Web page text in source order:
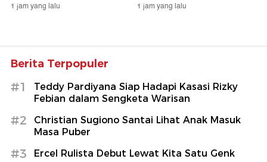
1 jam yang lalu 1 jam yang lalu
Berita Terpopuler
#1
Teddy Pardiyana Siap Hadapi Kasasi Rizky
Febian dalam Sengketa Warisan
#2
Christian Sugiono Santai Lihat Anak Masuk
Masa Puber
#3 Ercel Rulista Debut Lewat Kita Satu Genk